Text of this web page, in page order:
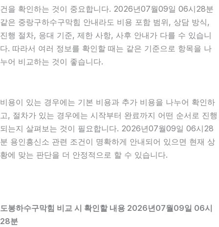
건을 확인하는 것이 중요합니다. 2026년07월09일 06시28분
같은 중랑구하수구막힘 안내라도 비용 포함 범위, 상담 방식,
진행 절차, 응대 기준, 제한 사항, 사후 안내가 다를 수 있습니
다. 따라서 여러 정보를 확인할 때는 같은 기준으로 항목을 나
누어 비교하는 것이 좋습니다.
비용이 있는 경우에는 기본 비용과 추가 비용을 나누어 확인하
고, 절차가 있는 경우에는 시작부터 완료까지 어떤 순서로 진행
되는지 살펴보는 것이 필요합니다. 2026년07월09일 06시28
분 용인흥신소 관련 조건이 명확하게 안내되어 있으면 현재 상
황에 맞는 판단을 더 안정적으로 할 수 있습니다.
도봉하수구막힘 비교 시 확인할 내용 2026년07월09일 06시
28분